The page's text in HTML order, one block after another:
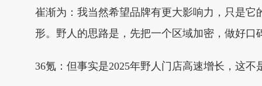
崔渐为：我当然希望品牌有更大影响力，只是
形。野人的思路是，先把一个区域加密，做好口
36氪：但事实是2025年野人门店高速增长，这不